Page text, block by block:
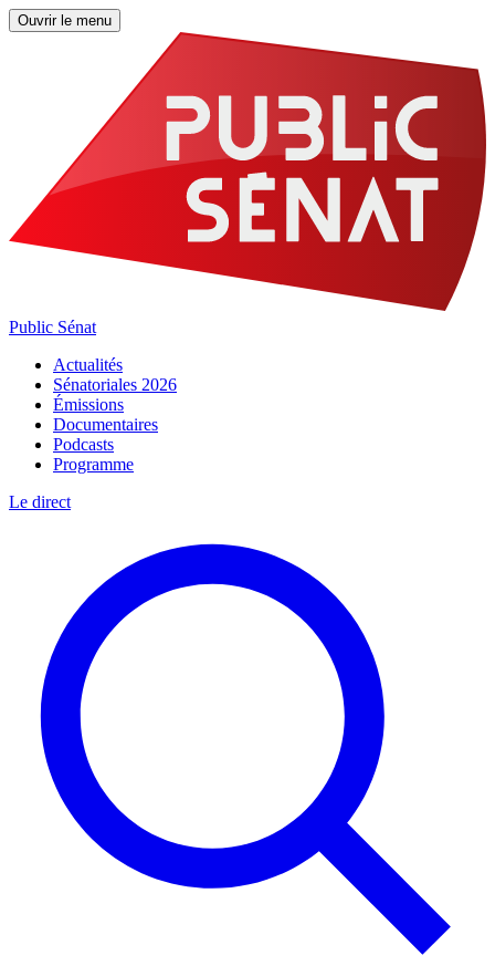
Ouvrir le menu
Public Sénat
Actualités
Sénatoriales 2026
Émissions
Documentaires
Podcasts
Programme
Le direct